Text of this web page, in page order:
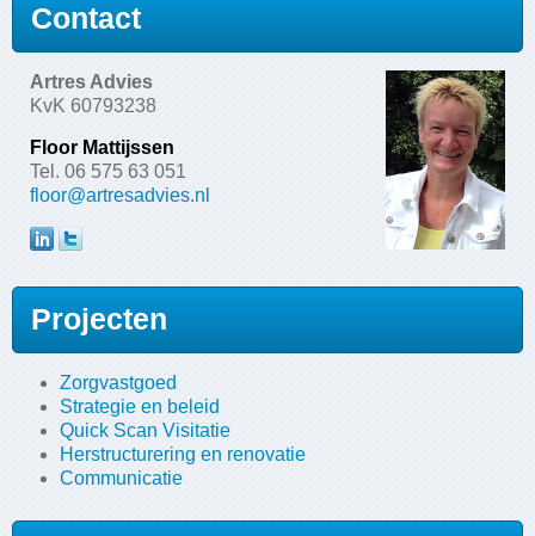
Contact
Artres Advies
KvK 60793238
Floor Mattijssen
Tel. 06 575 63 051
floor@artresadvies.nl
Projecten
Zorgvastgoed
Strategie en beleid
Quick Scan Visitatie
Herstructurering en renovatie
Communicatie